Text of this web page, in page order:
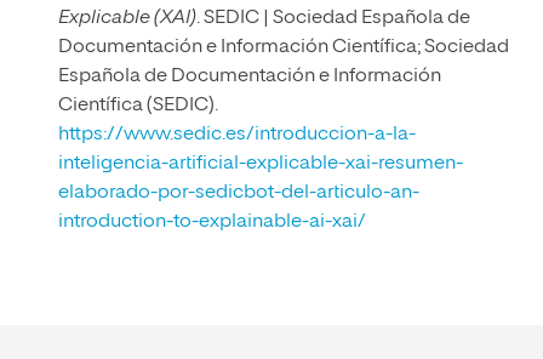
Explicable (XAI). SEDIC | Sociedad Española de
Documentación e Información Científica; Sociedad
Española de Documentación e Información
Científica (SEDIC).
https://www.sedic.es/introduccion-a-la-
inteligencia-artificial-explicable-xai-resumen-
elaborado-por-sedicbot-del-articulo-an-
introduction-to-explainable-ai-xai/